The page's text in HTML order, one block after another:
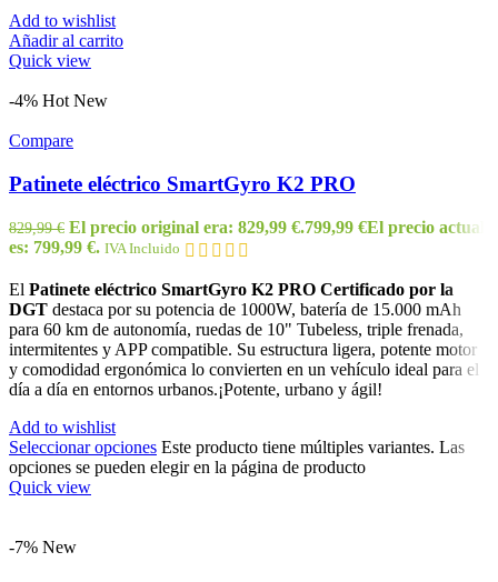
Add to wishlist
Añadir al carrito
Quick view
-4% Hot New
Compare
Patinete eléctrico SmartGyro K2 PRO
829,99€ El precio original era: 829,99 €.799,99 €El precio actual
es: 799,99 €. IVA Incluido
El Patinete eléctrico SmartGyro K2 PRO Certificado por la
DGT destaca por su potencia de 1000W, batería de 15.000 mAh
para 60 km de autonomía, ruedas de 10" Tubeless, triple frenada,
intermitentes y APP compatible. Su estructura ligera, potente motor
y comodidad ergonómica lo convierten en un vehículo ideal para el
día a día en entornos urbanos.¡Potente, urbano y ágil!
Add to wishlist
Seleccionar opciones Este producto tiene múltiples variantes. Las
opciones se pueden elegir en la página de producto
Quick view
-7% New